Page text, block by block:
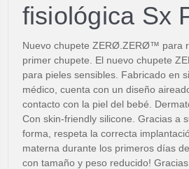
fisiológica Sx
Nuevo chupete ZERØ.ZERØ™ para
primer chupete. El nuevo chupete
para pieles sensibles. Fabricado en
médico, cuenta con un diseño
contacto con la piel del bebé.
Con skin-friendly silicone. Gracias a
forma, respeta la correcta
materna durante los primeros días
con tamaño y peso reducido!